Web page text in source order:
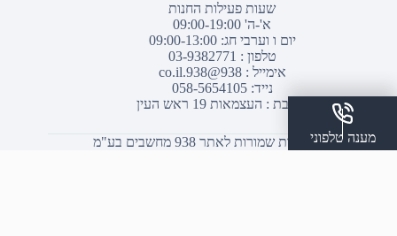
שעות פעילות החנות
א'-ה' 09:00-19:00
יום ו וערבי חג: 09:00-13:00
טלפון : 03-9382771
אימייל :938@938.co.il
נייד: 058-5654105
כתובת : העצמאות 19 ראש העין
© כל הזכויות שמורות לאתר 938 מחשבים בע"מ
מענה טלפוני